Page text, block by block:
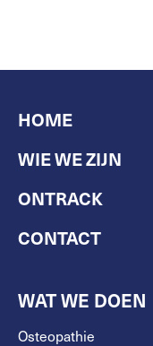
HOME
WIE WE ZIJN
ONTRACK
CONTACT
WAT WE DOEN
Osteopathie